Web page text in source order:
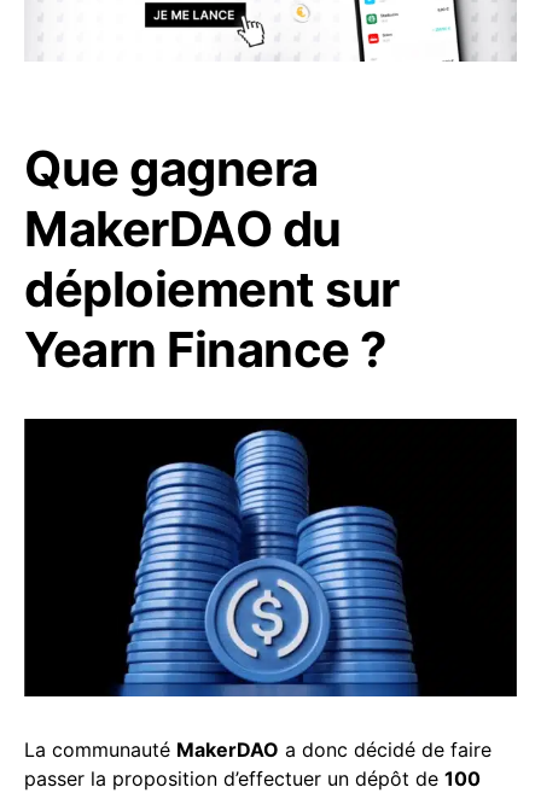
Que gagnera
MakerDAO du
déploiement sur
Yearn Finance ?
La communauté MakerDAO a donc décidé de faire
passer la proposition d’effectuer un dépôt de 100